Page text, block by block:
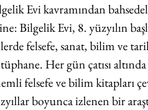
Evi kavramından
Bilgelik Evi, 8. yüzyılın
felsefe, sanat, bilim ve
Her gün çatısı
felsefe ve bilim kitapları
boyunca izlenen bir